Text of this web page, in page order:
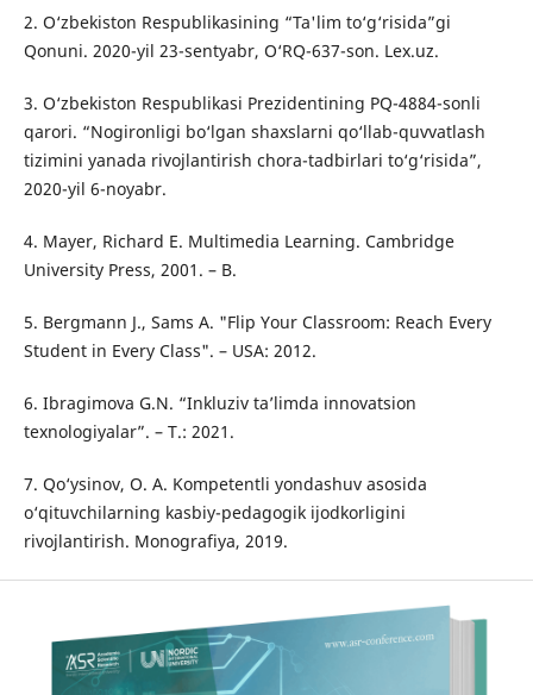
2. O‘zbekiston Respublikasining “Ta'lim to‘g‘risida”gi
Qonuni. 2020-yil 23-sentyabr, O‘RQ-637-son. Lex.uz.
3. O‘zbekiston Respublikasi Prezidentining PQ-4884-sonli
qarori. “Nogironligi bo‘lgan shaxslarni qo‘llab-quvvatlash
tizimini yanada rivojlantirish chora-tadbirlari to‘g‘risida”,
2020-yil 6-noyabr.
4. Mayer, Richard E. Multimedia Learning. Cambridge
University Press, 2001. – B.
5. Bergmann J., Sams A. "Flip Your Classroom: Reach Every
Student in Every Class". – USA: 2012.
6. Ibragimova G.N. “Inkluziv ta’limda innovatsion
texnologiyalar”. – T.: 2021.
7. Qo‘ysinov, O. A. Kompetentli yondashuv asosida
o‘qituvchilarning kasbiy-pedagogik ijodkorligini
rivojlantirish. Monografiya, 2019.